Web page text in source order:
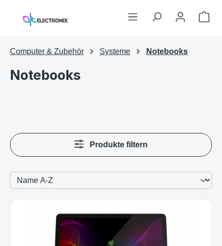
Zum Hauptinhalt springen
Computer & Zubehör Systeme Notebooks
Notebooks
Produkte filtern